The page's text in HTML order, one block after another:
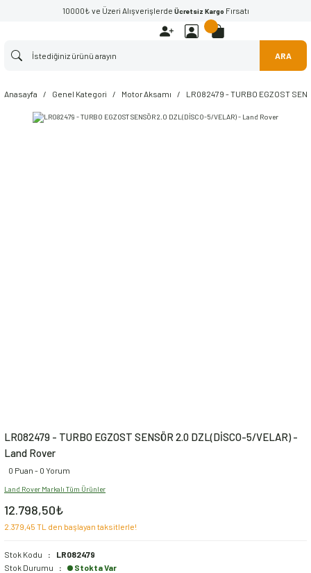
10000₺ ve Üzeri Alışverişlerde Ücretsiz Kargo Fırsatı
ARA
Anasayfa Genel Kategori Motor Aksamı LR082479 - TURBO EGZOST
LR082479 - TURBO EGZOST SENSÖR 2.0 DZL(DİSCO-5/VELAR) -
Land Rover
0 Puan - 0 Yorum
Land Rover Markalı Tüm Ürünler
12.798,50₺
2.379,45 TL den başlayan taksitlerle!
Stok Kodu
LR082479
Stok Durumu
Stokta Var